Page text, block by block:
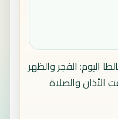
اليوم: الفجر والظهر
الأذان والصلاة